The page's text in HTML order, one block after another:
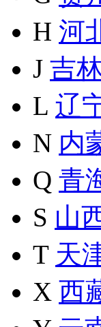
H 河
J 吉
L 辽
N 内
Q 青
S 山
T 天
X 西